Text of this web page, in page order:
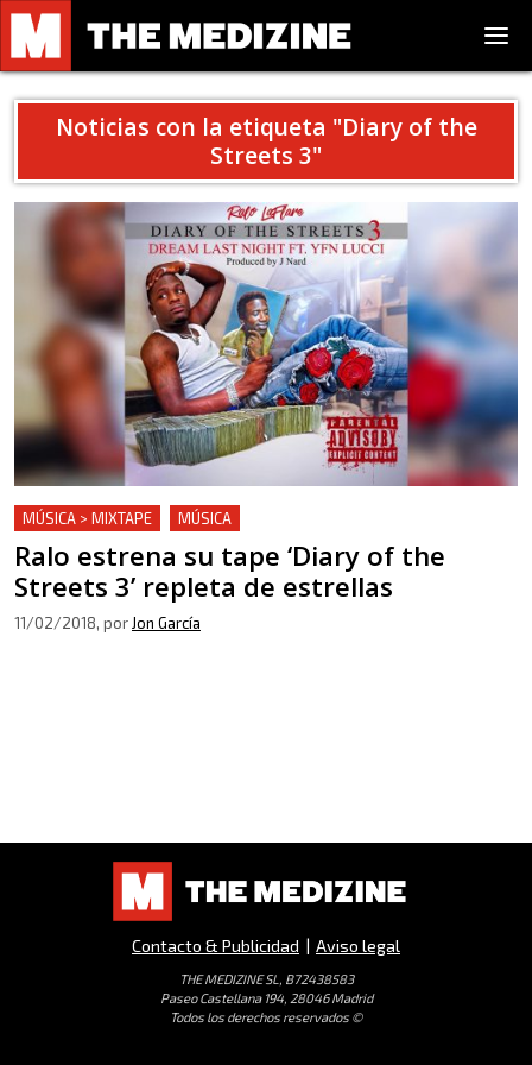
Noticias con la etiqueta "Diary of the
Streets 3"
MÚSICA > MIXTAPE MÚSICA
Ralo estrena su tape ‘Diary of the
Streets 3’ repleta de estrellas
11/02/2018, por Jon García
Contacto & Publicidad | Aviso legal
THE MEDIZINE SL, B72438583
Paseo Castellana 194, 28046 Madrid
Todos los derechos reservados ©